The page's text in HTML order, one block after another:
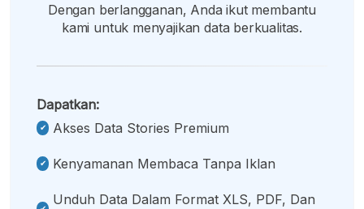
Dengan berlangganan, Anda ikut membantu
kami untuk menyajikan data berkualitas.
Dapatkan:
Akses Data Stories Premium
Kenyamanan Membaca Tanpa Iklan
Unduh Data Dalam Format XLS, PDF, Dan